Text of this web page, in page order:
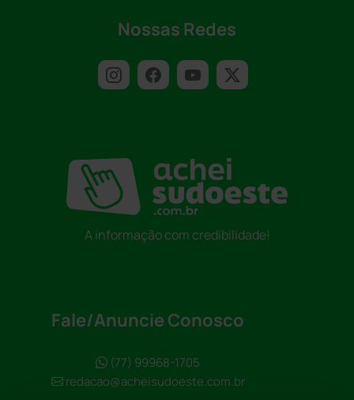
Nossas Redes
A informação com credibilidade!
Fale/Anuncie Conosco
(77) 99968-1705
redacao@acheisudoeste.com.br